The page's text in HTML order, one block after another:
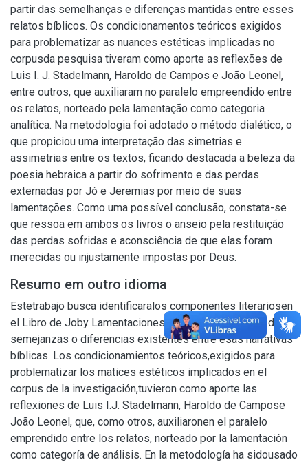
partir das semelhanças e diferenças mantidas entre esses
relatos bíblicos. Os condicionamentos teóricos exigidos
para problematizar as nuances estéticas implicadas no
corpusda pesquisa tiveram como aporte as reflexões de
Luis I. J. Stadelmann, Haroldo de Campos e João Leonel,
entre outros, que auxiliaram no paralelo empreendido entre
os relatos, norteado pela lamentação como categoria
analítica. Na metodologia foi adotado o método dialético, o
que propiciou uma interpretação das simetrias e
assimetrias entre os textos, ficando destacada a beleza da
poesia hebraica a partir do sofrimento e das perdas
externadas por Jó e Jeremias por meio de suas
lamentações. Como uma possível conclusão, constata-se
que ressoa em ambos os livros o anseio pela restituição
das perdas sofridas e aconsciência de que elas foram
merecidas ou injustamente impostas por Deus.
Resumo em outro idioma
Estetrabajo busca identificaralos componentes literariosen
el Libro de Joby Lamentaciones,de Jeremías, a partir de
semejanzas o diferencias existentes entre esas narrativas
bíblicas. Los condicionamientos teóricos,exigidos para
problematizar los matices estéticos implicados en el
corpus de la investigación,tuvieron como aporte las
reflexiones de Luis I.J. Stadelmann, Haroldo de Campose
João Leonel, que, como otros, auxiliaronen el paralelo
emprendido entre los relatos, norteado por la lamentación
como categoría de análisis. En la metodología ha sidousado